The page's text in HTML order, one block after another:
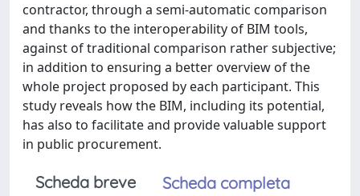
contractor, through a semi-automatic comparison
and thanks to the interoperability of BIM tools,
against of traditional comparison rather subjective;
in addition to ensuring a better overview of the
whole project proposed by each participant. This
study reveals how the BIM, including its potential,
has also to facilitate and provide valuable support
in public procurement.
Scheda breve Scheda completa